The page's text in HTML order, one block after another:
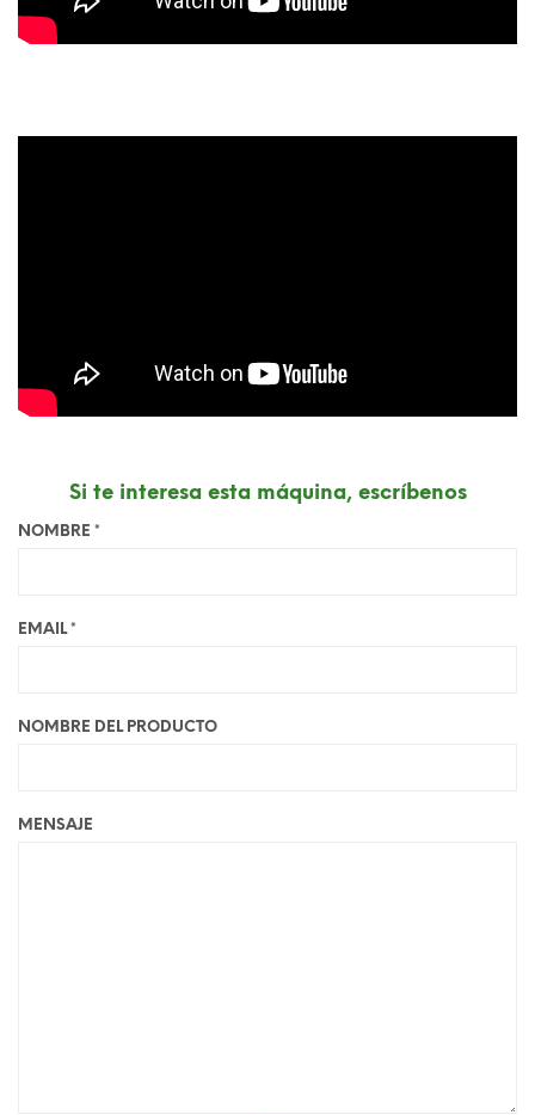
Si te interesa esta máquina, escríbenos
NOMBRE *
EMAIL *
NOMBRE DEL PRODUCTO
MENSAJE